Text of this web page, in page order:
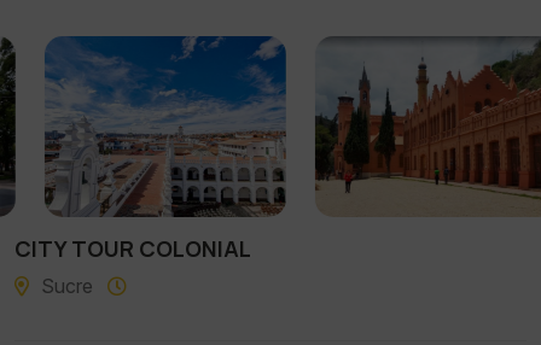
CITY TOUR COLONIAL
Sucre